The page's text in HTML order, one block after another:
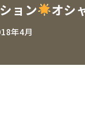
ョン オシ
年4月